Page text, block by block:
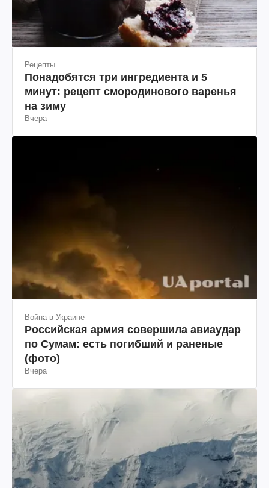
Рецепты
Понадобятся три ингредиента и 5
минут: рецепт смородинового варенья
на зиму
Вчера
Война в Украине
Российская армия совершила авиаудар
по Сумам: есть погибший и раненые
(фото)
Вчера